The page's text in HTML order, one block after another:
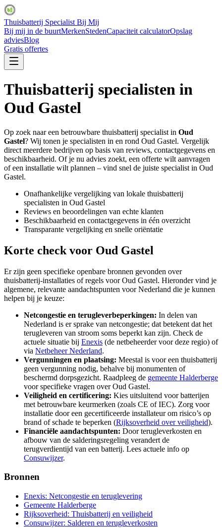
Thuisbatterij Specialist Bij Mij
Bij mij in de buurtMerkenStedenCapaciteit calculatorOpslag
adviesBlog
Gratis offertes
Thuisbatterij specialisten in
Oud Gastel
Op zoek naar een betrouwbare thuisbatterij specialist in Oud
Gastel? Wij tonen je specialisten in en rond Oud Gastel. Vergelijk
direct meerdere bedrijven op basis van reviews, contactgegevens en
beschikbaarheid. Of je nu advies zoekt, een offerte wilt aanvragen
of een installatie wilt plannen – vind snel de juiste specialist in Oud
Gastel.
Onafhankelijke vergelijking van lokale thuisbatterij
specialisten in Oud Gastel
Reviews en beoordelingen van echte klanten
Beschikbaarheid en contactgegevens in één overzicht
Transparante vergelijking en snelle oriëntatie
Korte check voor Oud Gastel
Er zijn geen specifieke openbare bronnen gevonden over
thuisbatterij-installaties of regels voor Oud Gastel. Hieronder vind je
algemene, relevante aandachtspunten voor Nederland die je kunnen
helpen bij je keuze:
Netcongestie en terugleverbeperkingen: In delen van
Nederland is er sprake van netcongestie; dat betekent dat het
terugleveren van stroom soms beperkt kan zijn. Check de
actuele situatie bij Enexis (de netbeheerder voor deze regio) of
via Netbeheer Nederland.
Vergunningen en plaatsing: Meestal is voor een thuisbatterij
geen vergunning nodig, behalve bij monumenten of
beschermd dorpsgezicht. Raadpleeg de gemeente Halderberge
voor specifieke vragen over Oud Gastel.
Veiligheid en certificering: Kies uitsluitend voor batterijen
met betrouwbare keurmerken (zoals CE of IEC). Zorg voor
installatie door een gecertificeerde installateur om risico’s op
brand of schade te beperken (Rijksoverheid over veiligheid).
Financiële aandachtspunten: Door terugleverkosten en
afbouw van de salderingsregeling verandert de
terugverdientijd van een batterij. Lees actuele info op
Consuwijzer.
Bronnen
Enexis: Netcongestie en teruglevering
Gemeente Halderberge
Rijksoverheid: Thuisbatterij en veiligheid
Consuwijzer: Salderen en terugleverkosten